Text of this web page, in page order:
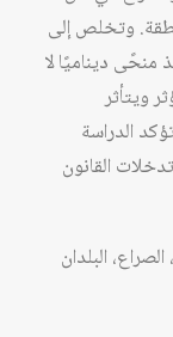
وتخلص إلى
منحًى ديناميًا لا
ويتأثر
الدراسة
القانون
البلدان